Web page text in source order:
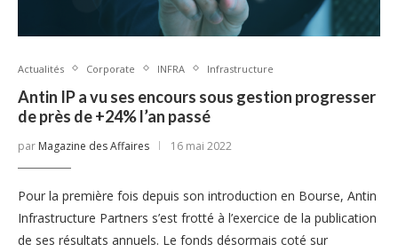
Actualités Corporate INFRA Infrastructure
Antin IP a vu ses encours sous gestion progresser
de près de +24% l’an passé
par Magazine des Affaires 16 mai 2022
Pour la première fois depuis son introduction en Bourse, Antin
Infrastructure Partners s’est frotté à l’exercice de la publication
de ses résultats annuels. Le fonds désormais coté sur